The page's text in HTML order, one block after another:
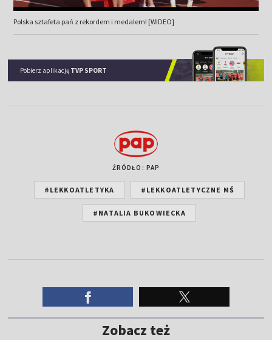
Polska sztafeta pań z rekordem i medalem! [WIDEO]
Pobierz aplikację TVP SPORT
ŹRÓDŁO: PAP
#LEKKOATLETYKA #LEKKOATLETYCZNE MŚ
#NATALIA BUKOWIECKA
Zobacz też